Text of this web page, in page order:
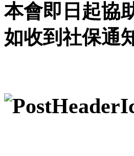
本會即日起協
如收到社保通